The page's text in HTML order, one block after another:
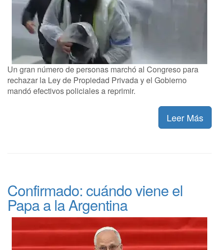
Un gran número de personas marchó al Congreso para
rechazar la Ley de Propiedad Privada y el Gobierno
mandó efectivos policiales a reprimir.
Leer Más
Confirmado: cuándo viene el
Papa a la Argentina